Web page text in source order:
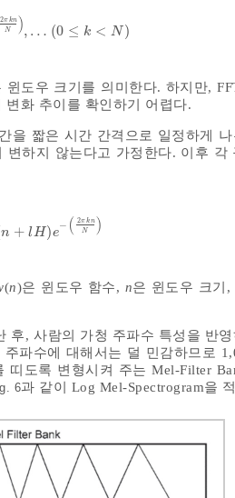
2πkn
N
), … (0 ≤ k < N )
xn e- i2 π kn N …0 ≤k<
윈도우 크기를 의미한다. 하지만,
변화 추이를 확인하기 어렵다.
을 짧은 시간 간격으로 일정하게
변하지 않는다고 가정한다. 이후
n + l H)e
− ( 2πkn
N
)
nxn+lHe -2 π kn
(n)은 윈도우 함수, n은 윈도우 크기,
후, 사람의 가청 주파수 특성을 반
파수에 대해서는 덜 민감하므로
띠도록 변형시켜 주는 Mel-Filter
6과 같이 Log Mel-Spectrogram을